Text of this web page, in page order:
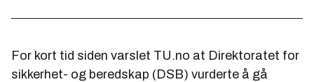
For kort tid siden varslet TU.no at Direktoratet for
sikkerhet- og beredskap (DSB) vurderte å gå